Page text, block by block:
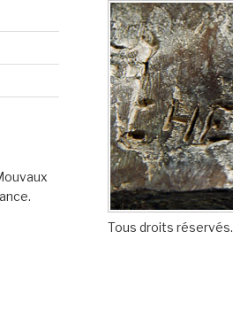
Tous droits réservés.